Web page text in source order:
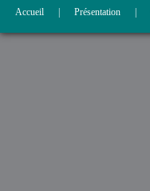
Accueil Présentation